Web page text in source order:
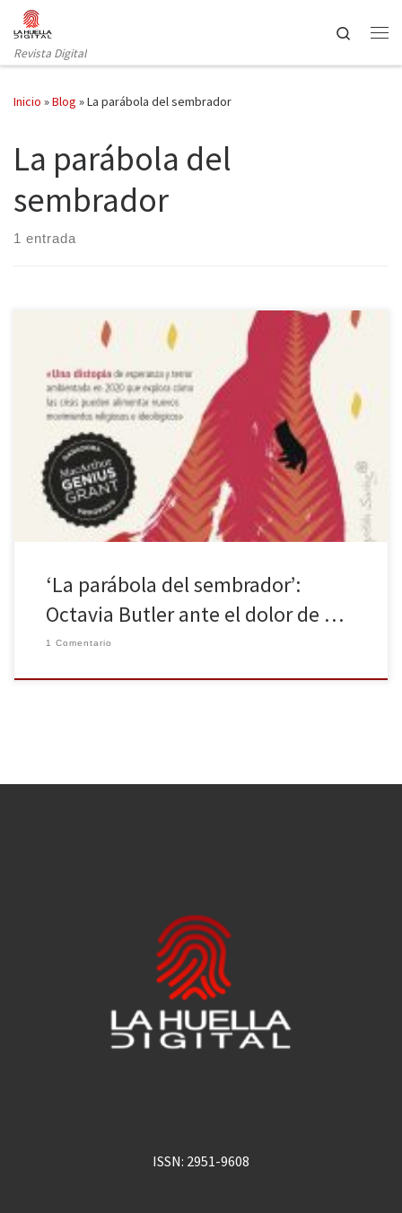
Saltar al contenido
Revista Digital
Search
Inicio »Blog »La parábola del sembrador
La parábola del
sembrador
1 entrada
Todas las luchas/ son en esencia/ luchas por el poder:/ quién va a
mandar/ quién va a dirigir,/ quién va a determinar,/ a
perfeccionar,/ a confinar,/ a diseñar,/ quién va a dominar./ Todas
las luchas/ son en esencia/ luchas por el poder,/ y la mayoría/ no
son más intelectuales/ que […]
‘La parábola del sembrador’:
Octavia Butler ante el dolor de …
1 Comentario
ISSN: 2951-9608